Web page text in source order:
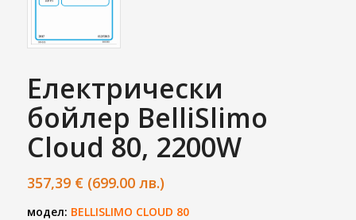
Електрически
бойлер BelliSlimo
Cloud 80, 2200W
357,39 € (699.00 лв.)
модел: BELLISLIMO CLOUD 80